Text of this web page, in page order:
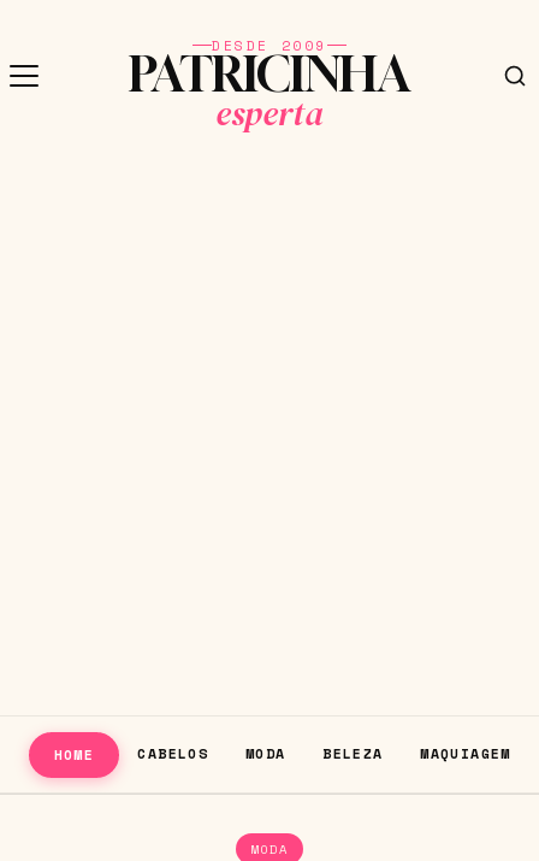
DESDE 2009
PATRICINHA
esperta
HOME CABELOS MODA BELEZA MAQUIAGEM
MODA